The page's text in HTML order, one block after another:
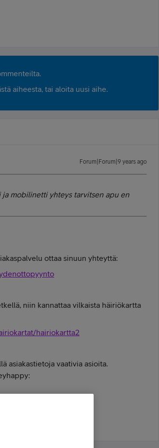
aiheesta, tai aloita uusi aihe.
Forum|Forum|9 years ago
mobilinetti yhteys tarvitsen apu en
ottaa sinuun yhteyttä:
niin kannattaa vilkaista häiriökartta
hairiokartta2
asiakastietoja vaativia asioita.